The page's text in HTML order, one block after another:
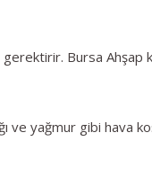
gerektirir. Bursa
ve yağmur gibi hava